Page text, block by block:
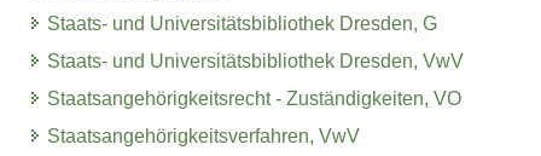
Staats- und Universitätsbibliothek Dresden, G
Staats- und Universitätsbibliothek Dresden, VwV
Staatsangehörigkeitsrecht - Zuständigkeiten, VO
Staatsangehörigkeitsverfahren, VwV